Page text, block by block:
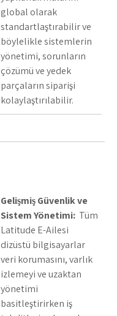
global olarak
standartlaştırabilir ve
böylelikle sistemlerin
yönetimi, sorunların
çözümü ve yedek
parçaların siparişi
kolaylaştırılabilir.
Gelişmiş Güvenlik ve
Sistem Yönetimi: Tüm
Latitude E-Ailesi
dizüstü bilgisayarlar
veri korumasını, varlık
izlemeyi ve uzaktan
yönetimi
basitleştirirken iş